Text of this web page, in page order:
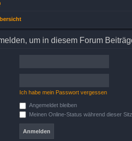
um in diesem Forum
Ich habe mein Passwort vergessen
Angemeldet bleiben
Meinen Online-Status während dieser